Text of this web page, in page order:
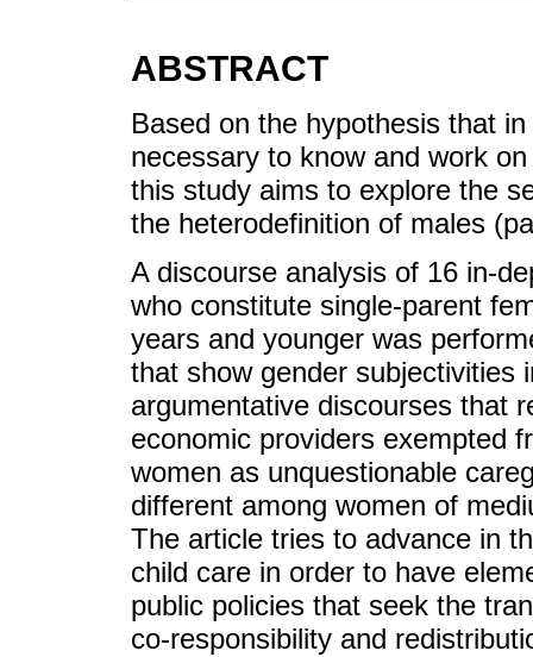
ABSTRACT
Based on the hypothesis that
necessary to know and work
this study aims to explore the
the heterodefinition of males
A discourse analysis of 16 in-
who constitute single-parent
years and younger was
that show gender subjectivities
argumentative discourses that
economic providers exempted
women as unquestionable
different among women of
The article tries to advance in
child care in order to have
public policies that seek the
co-responsibility and